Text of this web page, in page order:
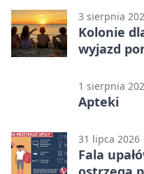
3 sierpnia
Kolonie
wyjazd
1 sierpnia
Apteki
31 lipca 2026
Fala